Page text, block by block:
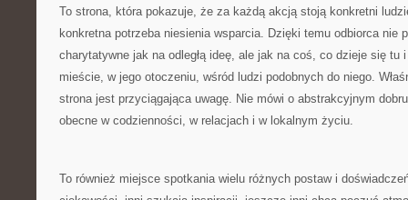
To strona, która pokazuje, że za każdą akcją stoją konkretni
konkretna potrzeba niesienia wsparcia. Dzięki temu odbiorca nie
charytatywne jak na odległą ideę, ale jak na coś, co dzieje się tu
mieście, w jego otoczeniu, wśród ludzi podobnych do niego.
strona jest przyciągająca uwagę. Nie mówi o abstrakcyjnym
obecne w codzienności, w relacjach i w lokalnym życiu.
To również miejsce spotkania wielu różnych postaw i